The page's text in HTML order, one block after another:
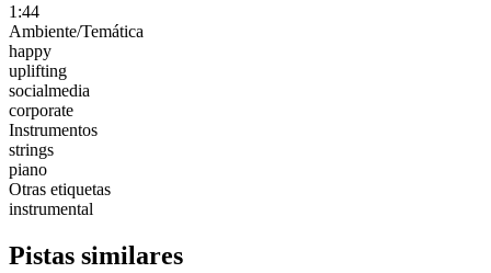
1:44
Ambiente/Temática
happy
uplifting
socialmedia
corporate
Instrumentos
strings
piano
Otras etiquetas
instrumental
Pistas similares